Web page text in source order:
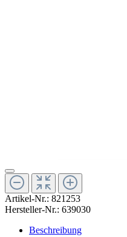
Artikel-Nr.: 821253
Hersteller-Nr.: 639030
Beschreibung